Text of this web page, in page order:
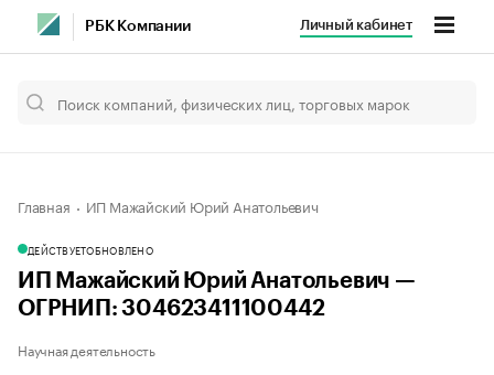
РБК Компании Личный кабинет
Главная ИП Мажайский Юрий Анатольевич
ДЕЙСТВУЕТОБНОВЛЕНО
ИП Мажайский Юрий Анатольевич —
ОГРНИП: 304623411100442
Научная деятельность